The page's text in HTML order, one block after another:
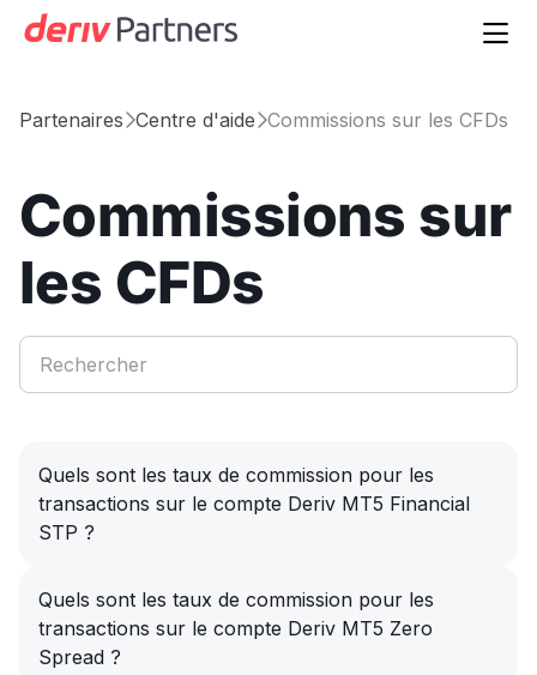

PartenairesCentre d'aideCommissions sur les CFDs
Commissions sur
les CFDs
Quels sont les taux de commission pour les
transactions sur le compte Deriv MT5 Financial
STP ?
Quels sont les taux de commission pour les
transactions sur le compte Deriv MT5 Zero
Spread ?